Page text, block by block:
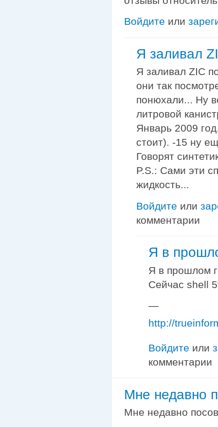
Войдите или
Я заливал
Я заливал ZIC
они так
понюхали... Ну
литровой
Январь 2009
стоит). -15 ну
Говорят
P.S.: Сами эти
жидкость...
Войдите или
комментарии
Я в
Я в прошлом
Сейчас shell
—
http://
Войдите или
комментарии
Мне недавно
Мне недавно